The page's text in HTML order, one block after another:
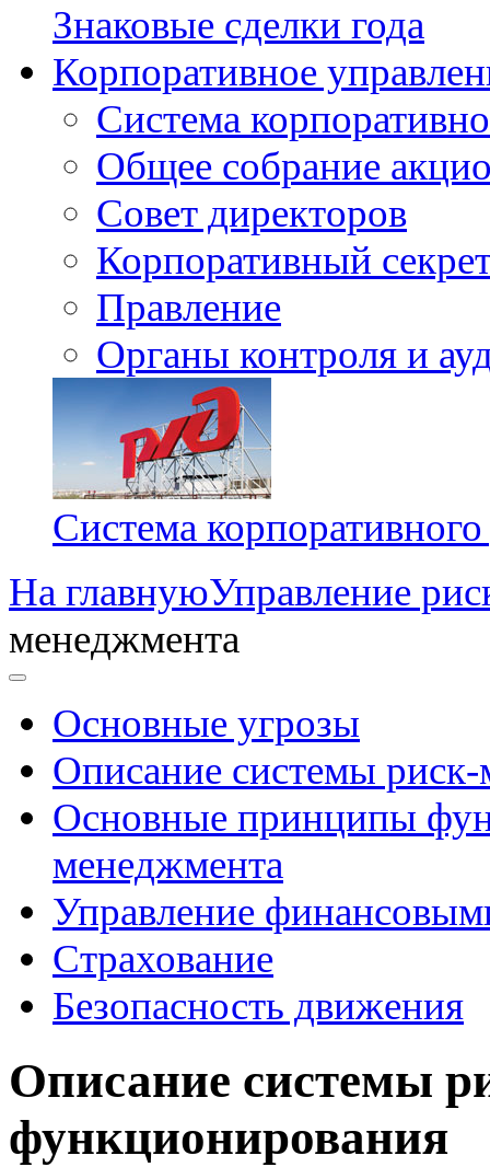
Знаковые сделки года
Корпоративное
Система
Общее собрание
Совет директоров
Корпоративный
Правление
Органы контроля и
Система
На главнуюУправление
менеджмента
Основные угрозы
Описание системы
Основные принципы
менеджмента
Управление
Страхование
Безопасность движения
Описание системы
функционирования